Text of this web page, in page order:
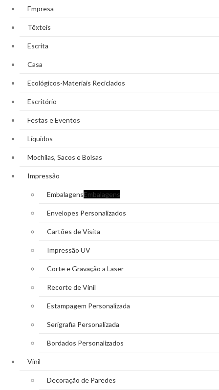
Empresa
Têxteis
Escrita
Casa
Ecológicos-Materiais Reciclados
Escritório
Festas e Eventos
Líquidos
Mochilas, Sacos e Bolsas
Impressão
EmbalagensEmbalagens
Envelopes Personalizados
Cartões de Visita
Impressão UV
Corte e Gravação a Laser
Recorte de Vinil
Estampagem Personalizada
Serigrafia Personalizada
Bordados Personalizados
Vinil
Decoração de Paredes